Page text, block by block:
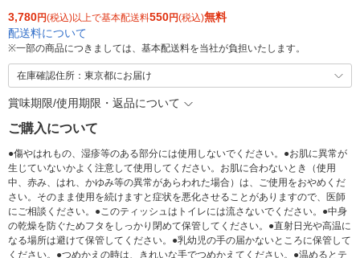
3,780円(税込)以上で基本配送料550円(税込)無料
配送料について
※一部の商品につきましては、基本配送料を当社が負担いたします。
在庫確認住所：東京都にお届け
賞味期限/使用期限・返品について
ご購入について
●傷やはれもの、湿疹等のある部分には使用しないでください。●お肌に異常が
生じていないかよく注意して使用してください。お肌に合わないとき（使用
中、赤み、はれ、かゆみ等の異常があらわれた場合）は、ご使用をおやめくだ
さい。そのまま使用を続けますと症状を悪化させることがありますので、医師
にご相談ください。●このティッシュはトイレには流さないでください。●中身
の乾燥を防ぐためフタをしっかり閉めて保管してください。●直射日光や高温に
なる場所は避けて保管してください。●乳幼児の手の届かないところに保管して
ください。●つめかえの時は、きれいな手でつめかえてください。●温めるとテ